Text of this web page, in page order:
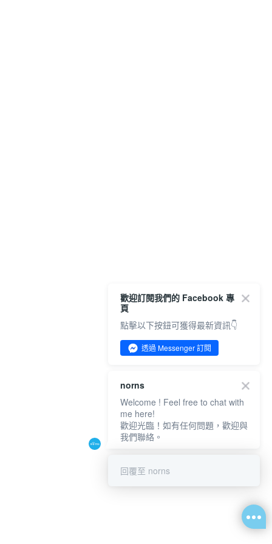
歡迎訂閱我們的 Facebook 專
頁
點擊以下按鈕可獲得最新資訊👇
透過 Messenger 訂閱
norns
Welcome ! Feel free to chat with
me here!
歡迎光臨！如有任何問題，歡迎與
我們聯絡。
回覆至 norns